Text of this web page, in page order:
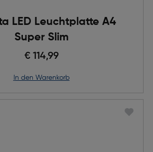
LED Leuchtplatte A4
Super Slim
€ 114,99
in den Warenkorb